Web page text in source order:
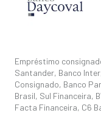
Empréstimo
Santander, Banco
Consignado, Banco
Brasil, Sul Financeira,
Facta Financeira, C6